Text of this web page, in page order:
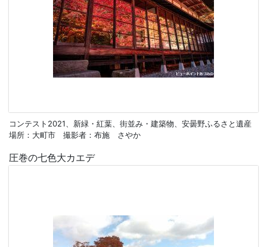
コンテスト2021、新緑・紅葉、街並み・建築物、安曇野ふるさと遺産
場所：大町市 撮影者：布施 さやか
圧巻の七色大カエデ